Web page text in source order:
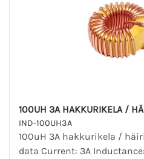
100UH 3A HAKKURIKELA /
IND-100UH3A
100uH 3A hakkurikela /
data Current: 3A